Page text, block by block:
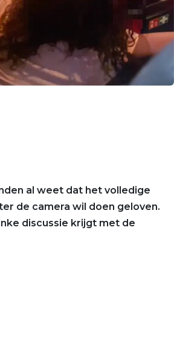
al weet dat het volledige
de camera wil doen geloven.
discussie krijgt met de